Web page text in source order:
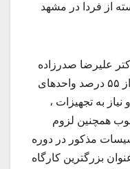
از فردا در مشهد
علیرضا صدرزاده
با اعلام این خبر گفت: وجود بیش از ۵۵ درصد واحدهای
به تجهیزات ،
همچنین لزوم
مذکور در دوره
بزرگترین کارگاه